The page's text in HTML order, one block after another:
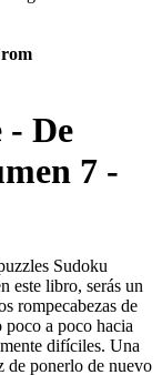
- De
7 -
Sudoku
este libro, serás un
rompecabezas de
a poco hacia
difíciles. Una
de ponerlo de nuevo